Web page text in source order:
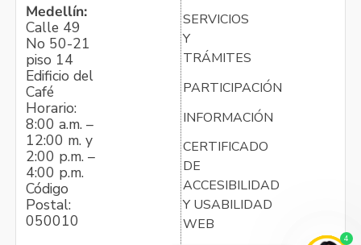
Medellín:
Calle 49
No 50-21
piso 14
Edificio del
Café
Horario:
8:00 a.m. –
12:00 m. y
2:00 p.m. –
4:00 p.m.
Código
Postal:
050010
SERVICIOS
Y
TRÁMITES
PARTICIPACIÓN
INFORMACIÓN
CERTIFICADO
DE
ACCESIBILIDAD
Y USABILIDAD
WEB
4